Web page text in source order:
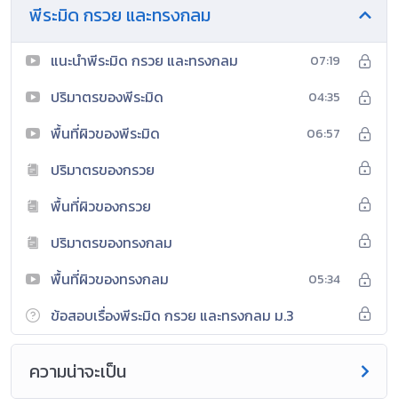
พีระมิด กรวย และทรงกลม
แนะนำพีระมิด กรวย และทรงกลม 07:19
ปริมาตรของพีระมิด 04:35
พื้นที่ผิวของพีระมิด 06:57
ปริมาตรของกรวย
พื้นที่ผิวของกรวย
ปริมาตรของทรงกลม
พื้นที่ผิวของทรงกลม
05:34
ข้อสอบเรื่องพีระมิด กรวย และทรงกลม ม.3
ความน่าจะเป็น